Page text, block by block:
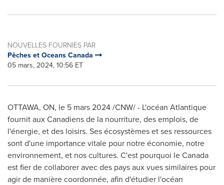
NOUVELLES FOURNIES PAR
Pêches et Oceans Canada
05 mars, 2024, 10:56 ET
OTTAWA, ON, le 5 mars 2024/CNW/ - L'océan Atlantique
fournit aux Canadiens de la nourriture, des emplois, de
l'énergie, et des loisirs. Ses écosystèmes et ses ressources
sont d'une importance vitale pour notre économie, notre
environnement, et nos cultures. C'est pourquoi le Canada
est fier de collaborer avec des pays aux vues similaires pour
agir de manière coordonnée, afin d'étudier l'océan